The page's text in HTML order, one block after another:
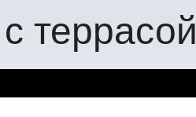
террасой